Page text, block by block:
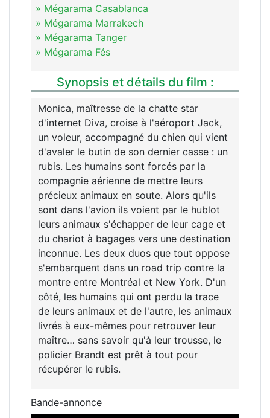
» Mégarama Casablanca
» Mégarama Marrakech
» Mégarama Tanger
» Mégarama Fés
Synopsis et détails du film :
Monica, maîtresse de la chatte star
d'internet Diva, croise à l'aéroport Jack,
un voleur, accompagné du chien qui vient
d'avaler le butin de son dernier casse : un
rubis. Les humains sont forcés par la
compagnie aérienne de mettre leurs
précieux animaux en soute. Alors qu'ils
sont dans l'avion ils voient par le hublot
leurs animaux s'échapper de leur cage et
du chariot à bagages vers une destination
inconnue. Les deux duos que tout oppose
s'embarquent dans un road trip contre la
montre entre Montréal et New York. D'un
côté, les humains qui ont perdu la trace
de leurs animaux et de l'autre, les animaux
livrés à eux-mêmes pour retrouver leur
maître… sans savoir qu'à leur trousse, le
policier Brandt est prêt à tout pour
récupérer le rubis.
Bande-annonce